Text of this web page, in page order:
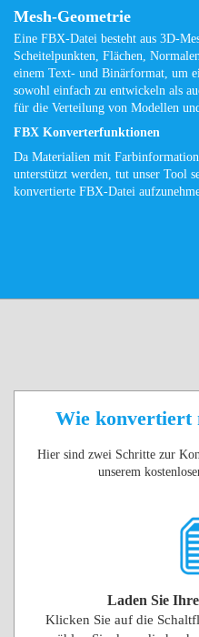
Mesh-Geometrie
Eine FBX-Datei besteht aus 3D-
Scheitelpunkten, Flächen,
einem Text- und Binärformat, um
sowohl einfach zu entwickeln als
für die Verteilung von Modellen
FBX Konverterfunktionen
Da Materialien mit
unterstützt werden, tut unser Tool
konvertierte FBX-Datei
Wie konvertiert
Hier sind zwei Schritte zur
unserem
Laden Sie
Klicken Sie auf die